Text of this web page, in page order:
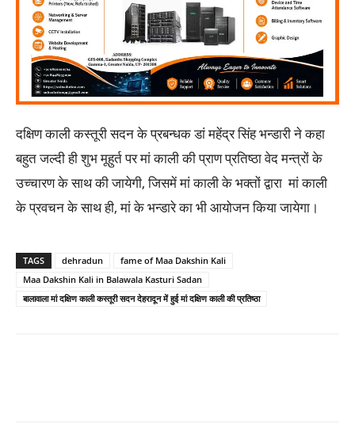
दक्षिण काली कस्तूरी सदन के प्रबन्धक डां महेंद्र सिंह भन्डारी ने कहा
बहुत जल्दी ही शुभ मूहुर्त पर मां काली की प्राण प्रतिष्ठा वेद मन्त्रों के
उच्चारण के साथ की जायेगी, जिसमें मां काली के भक्तों द्वारा मां काली
के प्रवचन के साथ ही, मां के भन्डारे का भी आयोजन किया जायेगा।
TAGS dehradun
fame of Maa Dakshin Kali
Maa Dakshin Kali in Balawala Kasturi Sadan
बालावाला मां दक्षिण काली कस्तूरी सदन देहरादून में हुई मां दक्षिण काली की प्रतिष्ठा